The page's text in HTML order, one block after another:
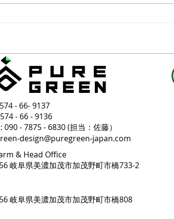
- 66- 9137
- 66 - 9136
090 - 7875 - 6830 (担当：佐藤）
design@puregreen-japan.com
& Head Office
岐阜県美濃加茂市加茂野町市橋733-2
岐阜県美濃加茂市加茂野町市橋808